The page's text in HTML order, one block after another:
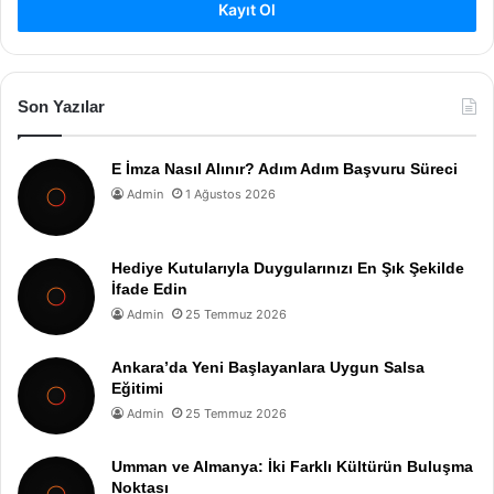
Kayıt Ol
Son Yazılar
E İmza Nasıl Alınır? Adım Adım Başvuru Süreci
Admin 1 Ağustos 2026
Hediye Kutularıyla Duygularınızı En Şık Şekilde
İfade Edin
Admin 25 Temmuz 2026
Ankara’da Yeni Başlayanlara Uygun Salsa
Eğitimi
Admin 25 Temmuz 2026
Umman ve Almanya: İki Farklı Kültürün Buluşma
Noktası